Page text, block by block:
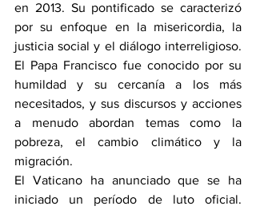
en 2013. Su pontificado se caracterizó
por su enfoque en la misericordia, la
justicia social y el diálogo interreligioso.
El Papa Francisco fue conocido por su
humildad y su cercanía a los más
necesitados, y sus discursos y acciones
a menudo abordan temas como la
pobreza, el cambio climático y la
migración.
El Vaticano ha anunciado que se ha
iniciado un período de luto oficial.